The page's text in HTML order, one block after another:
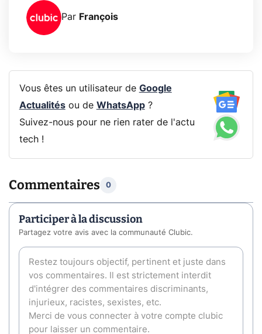
Par François
Vous êtes un utilisateur de Google
Actualitésou de WhatsApp?
Suivez-nous pour ne rien rater de l'actu
tech !
Commentaires 0
Participer à la discussion
Partagez votre avis avec la communauté Clubic.